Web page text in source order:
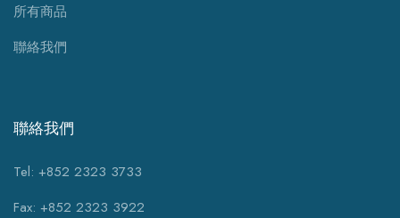
所有商品
聯絡我們
聯絡我們
Tel: +852 2323 3733
Fax: +852 2323 3922